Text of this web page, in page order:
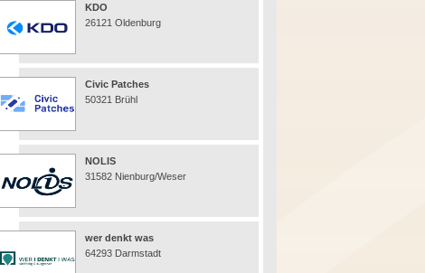
KDO
26121 Oldenburg
Civic Patches
50321 Brühl
NOLIS
31582 Nienburg/Weser
wer denkt was
64293 Darmstadt